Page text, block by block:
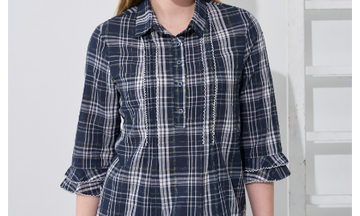
1.本服務係由「台灣大哥大股份有限公司」（以下簡稱本公司）所提供，讓
用戶於交易時，得透過本服務購買商品或服務，並由商店將買賣／分期付款
買賣價金債權讓與本公司後，依約使用本公司帳單繳交帳款。
2.基於同意付款使用「大哥付你分期」之契約關係目的，商店將以您的個人
資料（包含姓名、電話或地址）提供予台灣大哥大進項蒐集、處理及利用，
由本公司與您本人進行分期帳單所需資料之確認、核對及更正。
3.完整用戶服務條款，請詳閱以下連結：https://oppay.tw/userRule
ATM／網路銀行／等多元方式進行付款，方視為交易完成。
※ 請注意：結帳手續完成當下不需立刻繳費，但若您需要取消訂單，請聯絡
購買商品的店家。未經商家同意取消之訂單仍視為有效，需透過AFTEE先享
後付繳納相關費用。
※ 交易是否成功請以「AFTEE先享後付 」之結帳頁面顯示為準，若有關於
是否繳費成功／繳費後需取消欲退款等相關疑問，請聯繫「AFTEE先享後付
客戶支援中心」 https://netprotections.freshdesk.com/support/home
１．透過由恩沛科技股份有限公司提供之「AFTEE先享後付」服務完成之交
易，需依本服務之必要範圍內提供個人資料，並將交易相關給付款項請求債
權轉讓予恩沛科技股份有限公司。
２．關於個人資料處理事宜，請瀏覽以下網址：
https://aftee.tw/terms/#terms3
３．未成年的使用者請事先徵得法定代理人或監護人之同意方可使用
每筆NT$120，滿NT$2,000(含以上)免運費